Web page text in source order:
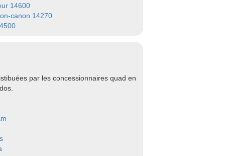
14600
canon 14270
par les concessionnaires quad en